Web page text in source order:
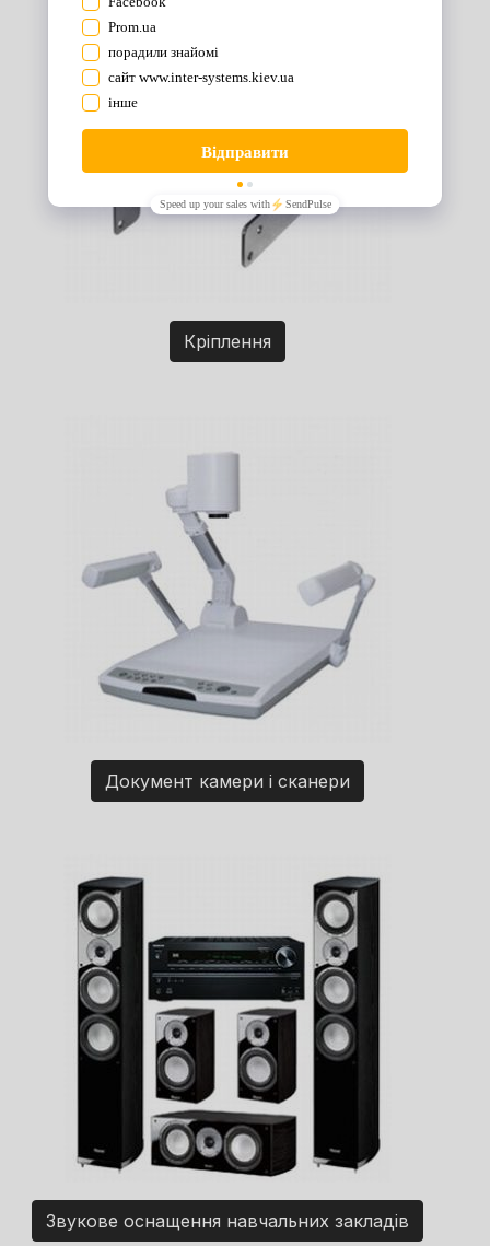
Кріплення
Документ камери і сканери
Звукове оснащення навчальних закладів